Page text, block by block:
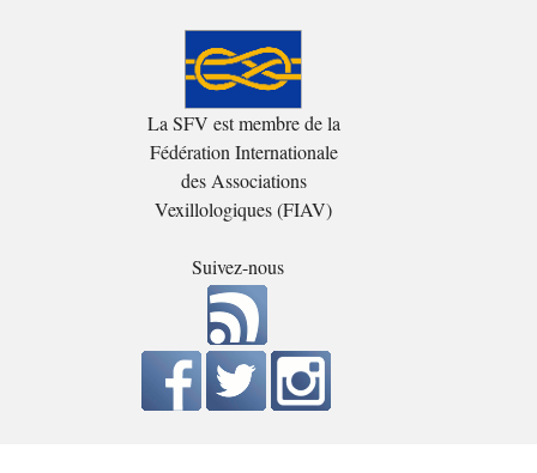
La SFV est membre de la
Fédération Internationale
des Associations
Vexillologiques (FIAV)
Suivez-nous